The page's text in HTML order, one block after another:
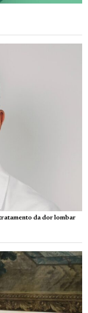
da dor lombar